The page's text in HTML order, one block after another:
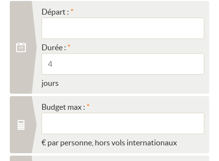
Départ :
Durée :
jours
Budget max :
€ par personne, hors vols internationaux